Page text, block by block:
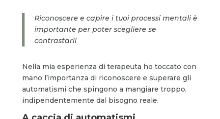
Riconoscere e capire i tuoi processi mentali è
importante per poter scegliere se
contrastarli
Nella mia esperienza di terapeuta ho toccato con
mano l’importanza di riconoscere e superare gli
automatismi che spingono a mangiare troppo,
indipendentemente dal bisogno reale.